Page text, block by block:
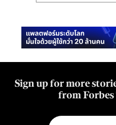
Sign up for more
from